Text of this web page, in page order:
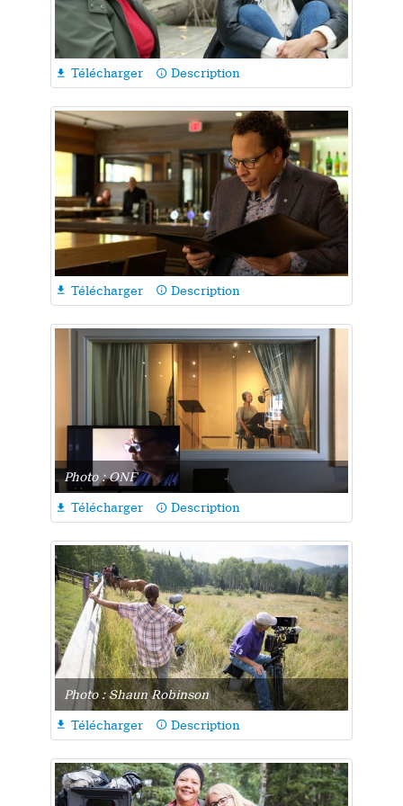
 Télécharger info_outline Description
 Télécharger info_outline Description
Photo : ONF
 Télécharger info_outline Description
Photo : Shaun Robinson
 Télécharger info_outline Description